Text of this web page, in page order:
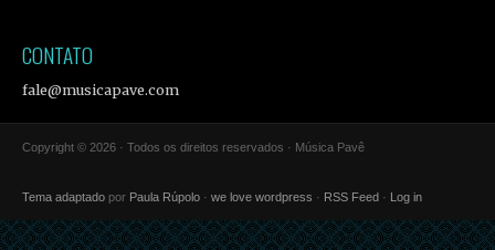
CONTATO
fale@musicapave.com
Copyright © 2026 · Todos os direitos reservados · Música Pavê
Tema adaptado por Paula Rúpolo · we love wordpress · RSS Feed · Log in